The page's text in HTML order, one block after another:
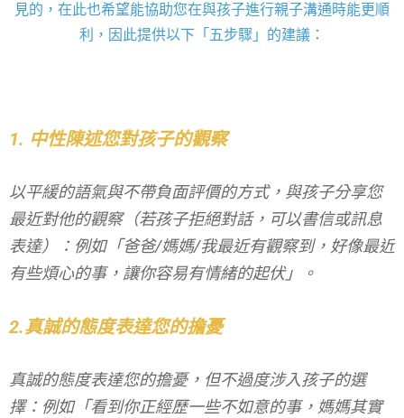
見的，在此也希望能協助您在與孩子進行親子溝通時能更順
利，因此提供以下「五步驟」的建議：
1. 中性陳述您對孩子的觀察
以平緩的語氣與不帶負面評價的方式，與孩子分享您
最近對他的觀察（若孩子拒絕對話，可以書信或訊息
表達）：例如「爸爸/媽媽/我最近有觀察到，好像最近
有些煩心的事，讓你容易有情緒的起伏」。
2.真誠的態度表達您的擔憂
真誠的態度表達您的擔憂，但不過度涉入孩子的選
擇：例如「看到你正經歷一些不如意的事，媽媽其實